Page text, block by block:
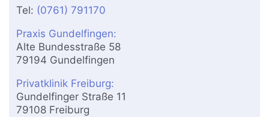
Tel: (0761) 791170
Praxis Gundelfingen:
Alte Bundesstraße 58
79194 Gundelfingen
Privatklinik Freiburg:
Gundelfinger Straße 11
79108 Freiburg